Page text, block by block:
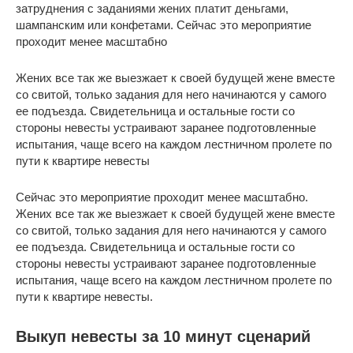
затруднения с заданиями жених платит деньгами,
шампанским или конфетами. Сейчас это мероприятие
проходит менее масштабно
Жених все так же выезжает к своей будущей жене вместе
со свитой, только задания для него начинаются у самого
ее подъезда. Свидетельница и остальные гости со
стороны невесты устраивают заранее подготовленные
испытания, чаще всего на каждом лестничном пролете по
пути к квартире невесты
Сейчас это мероприятие проходит менее масштабно.
Жених все так же выезжает к своей будущей жене вместе
со свитой, только задания для него начинаются у самого
ее подъезда. Свидетельница и остальные гости со
стороны невесты устраивают заранее подготовленные
испытания, чаще всего на каждом лестничном пролете по
пути к квартире невесты.
Выкуп невесты за 10 минут сценарий